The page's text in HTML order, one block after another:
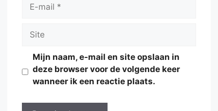
Site
Mijn naam, e-mail en site opslaan in
deze browser voor de volgende keer
wanneer ik een reactie plaats.